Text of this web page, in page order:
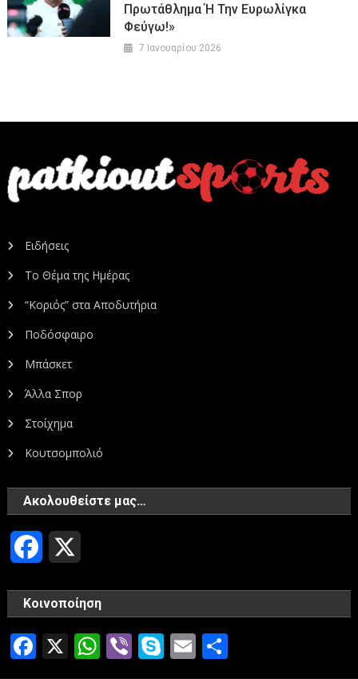
Πρωτάθλημα Ή Την Ευρωλίγκα
Φεύγω!»
7 Ιανουαρίου 2026
Ειδήσεις
Το Θέμα της Ημέρας
“Κοριός” στα Αποδυτήρια
Ποδόσφαιρο
Μπάσκετ
Άλλα Σπορ
Στοίχημα
Κουτσομπολιό
Ακολουθείστε μας…
Facebook
Κοινοποίηση
Facebook
X WhatsApp
ViberSkype
Email